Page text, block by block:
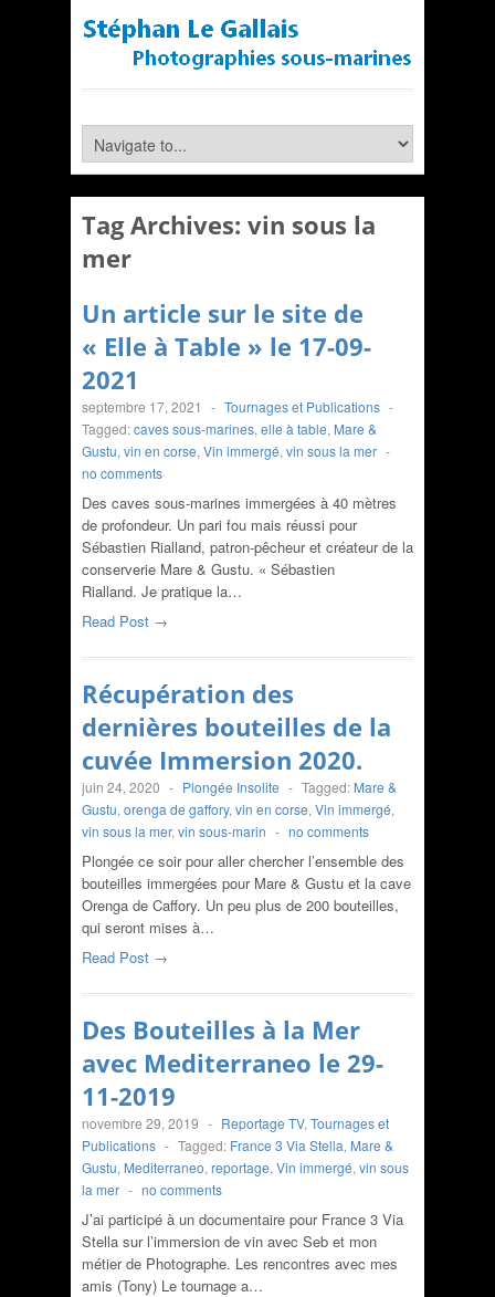
Tag Archives: vin sous la
mer
Un article sur le site de
« Elle à Table » le 17-09-
2021
septembre 17, 2021 - Tournages et Publications -
Tagged:caves sous-marines, elle à table, Mare &
Gustu, vin en corse, Vin immergé, vin sous la mer -
no comments
Des caves sous-marines immergées à 40 mètres
de profondeur. Un pari fou mais réussi pour
Sébastien Rialland, patron-pêcheur et créateur de la
conserverie Mare & Gustu. « Sébastien
Rialland. Je pratique la…
Read Post →
Récupération des
dernières bouteilles de la
cuvée Immersion 2020.
juin 24, 2020 - Plongée Insolite - Tagged: Mare &
Gustu, orenga de gaffory, vin en corse, Vin immergé,
vin sous la mer, vin sous-marin - no comments
Plongée ce soir pour aller chercher l’ensemble des
bouteilles immergées pour Mare & Gustu et la cave
Orenga de Caffory. Un peu plus de 200 bouteilles,
qui seront mises à…
Read Post →
Des Bouteilles à la Mer
avec Mediterraneo le 29-
11-2019
novembre 29, 2019 - Reportage TV, Tournages et
Publications - Tagged: France 3 Via Stella, Mare &
Gustu, Mediterraneo, reportage, Vin immergé, vin sous
la mer - no comments
J’ai participé à un documentaire pour France 3 Via
Stella sur l’immersion de vin avec Seb et mon
métier de Photographe. Les rencontres avec mes
amis (Tony) Le tournage a…